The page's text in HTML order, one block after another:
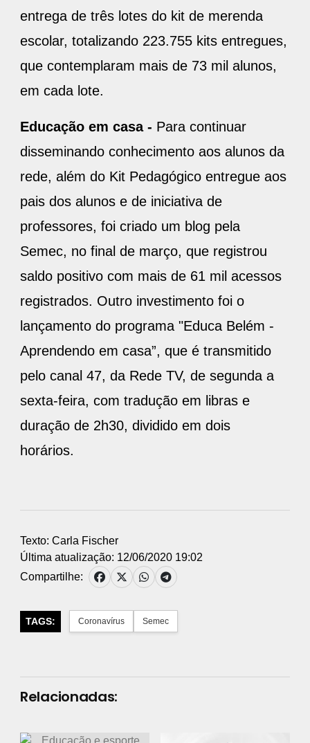
entrega de três lotes do kit de merenda
escolar, totalizando 223.755 kits entregues,
que contemplaram mais de 73 mil alunos,
em cada lote.
Educação em casa - Para continuar
disseminando conhecimento aos alunos da
rede, além do Kit Pedagógico entregue aos
pais dos alunos e de iniciativa de
professores, foi criado um blog pela
Semec, no final de março, que registrou
saldo positivo com mais de 61 mil acessos
registrados. Outro investimento foi o
lançamento do programa "Educa Belém -
Aprendendo em casa”, que é transmitido
pelo canal 47, da Rede TV, de segunda a
sexta-feira, com tradução em libras e
duração de 2h30, dividido em dois
horários.
Texto: Carla Fischer
Última atualização: 12/06/2020 19:02
Compartilhe:
TAGS: Coronavírus Semec
Relacionadas: